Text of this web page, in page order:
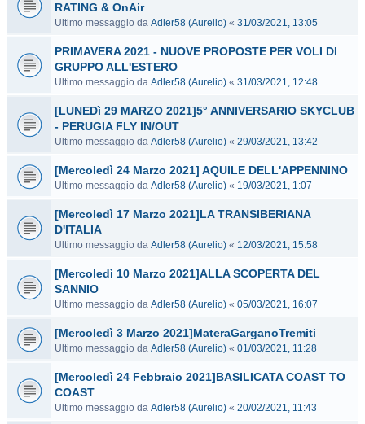
RATING & OnAir
Ultimo messaggio da Adler58 (Aurelio) « 31/03/2021, 13:05
PRIMAVERA 2021 - NUOVE PROPOSTE PER VOLI DI
GRUPPO ALL'ESTERO
Ultimo messaggio da Adler58 (Aurelio) « 31/03/2021, 12:48
[LUNEDì 29 MARZO 2021]5° ANNIVERSARIO SKYCLUB
- PERUGIA FLY IN/OUT
Ultimo messaggio da Adler58 (Aurelio) « 29/03/2021, 13:42
[Mercoledì 24 Marzo 2021] AQUILE DELL'APPENNINO
Ultimo messaggio da Adler58 (Aurelio) « 19/03/2021, 1:07
[Mercoledì 17 Marzo 2021]LA TRANSIBERIANA
D'ITALIA
Ultimo messaggio da Adler58 (Aurelio) « 12/03/2021, 15:58
[Mercoledì 10 Marzo 2021]ALLA SCOPERTA DEL
SANNIO
Ultimo messaggio da Adler58 (Aurelio) « 05/03/2021, 16:07
[Mercoledì 3 Marzo 2021]MateraGarganoTremiti
Ultimo messaggio da Adler58 (Aurelio) « 01/03/2021, 11:28
[Mercoledì 24 Febbraio 2021]BASILICATA COAST TO
COAST
Ultimo messaggio da Adler58 (Aurelio) « 20/02/2021, 11:43